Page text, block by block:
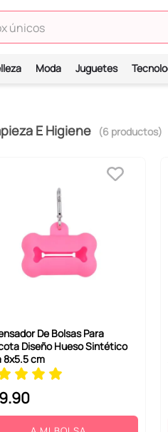
Moda Juguetes
E Higiene 6 productos
De Bolsas Para
Diseño Hueso Sintético
8x5.5 cm
.90